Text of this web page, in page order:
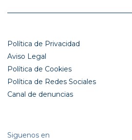
Política de Privacidad
Aviso Legal
Política de Cookies
Política de Redes Sociales
Canal de denuncias
Siguenos en